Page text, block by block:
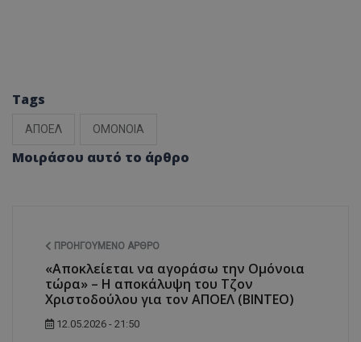
Tags
ΑΠΟΕΛ ΟΜΟΝΟΙΑ
Μοιράσου αυτό το άρθρο
ΠΡΟΗΓΟΎΜΕΝΟ ΆΡΘΡΟ
«Αποκλείεται να αγοράσω την Ομόνοια
τώρα» – Η αποκάλυψη του Τζον
Χριστοδούλου για τον ΑΠΟΕΛ (ΒΙΝΤΕΟ)
12.05.2026 - 21:50